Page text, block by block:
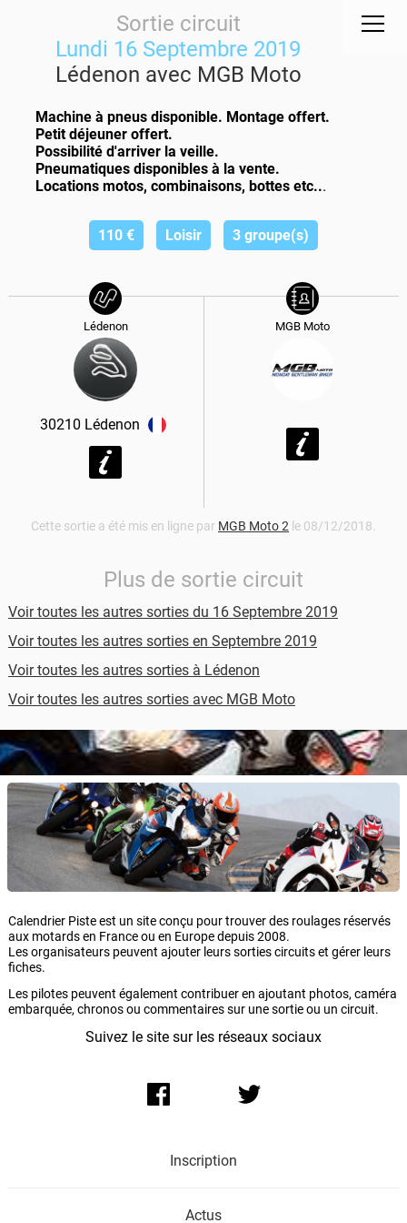
Sortie circuit
Lundi 16 Septembre 2019
Lédenon avec MGB Moto
Machine à pneus disponible. Montage offert.
Petit déjeuner offert.
Possibilité d'arriver la veille.
Pneumatiques disponibles à la vente.
Locations motos, combinaisons, bottes etc...
110 € Loisir 3 groupe(s)
Lédenon
30210 Lédenon
MGB Moto
Cette sortie a été mis en ligne par MGB Moto 2le 08/12/2018.
Plus de sortie circuit
Voir toutes les autres sorties du 16 Septembre 2019
Voir toutes les autres sorties en Septembre 2019
Voir toutes les autres sorties à Lédenon
Voir toutes les autres sorties avec MGB Moto
Calendrier Piste est un site conçu pour trouver des roulages réservés
aux motards en France ou en Europe depuis 2008.
Les organisateurs peuvent ajouter leurs sorties circuits et gérer leurs
fiches.
Les pilotes peuvent également contribuer en ajoutant photos, caméra
embarquée, chronos ou commentaires sur une sortie ou un circuit.
Suivez le site sur les réseaux sociaux
Inscription
Actus